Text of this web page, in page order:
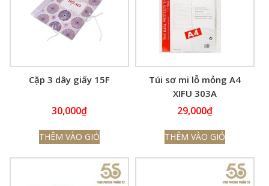
Cặp 3 dây giấy 15F
30,000₫
THÊM VÀO GIỎ
Túi sơ mi lỗ mỏng A4
XIFU 303A
29,000₫
THÊM VÀO GIỎ